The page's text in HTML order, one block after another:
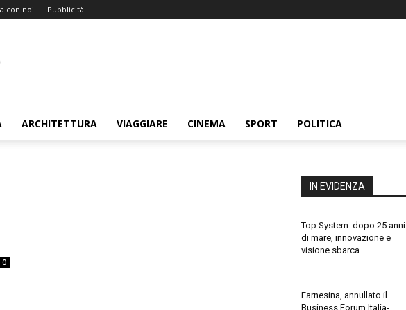
con noi Pubblicità
ARCHITETTURA VIAGGIARE CINEMA SPORT POLITICA
0
IN EVIDENZA
Top System: dopo 25 anni
di mare, innovazione e
visione sbarca...
Farnesina, annullato il
Business Forum Italia-